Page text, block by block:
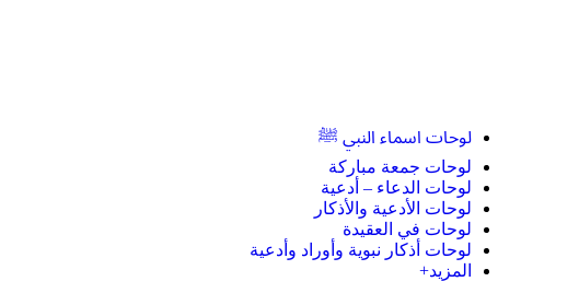
لوحات اسماء النبي ﷺ
لوحات جمعة مباركة
لوحات الدعاء – أدعية
لوحات الأدعية والأذكار
لوحات في العقيدة
لوحات أذكار نبوية وأوراد وأدعية
المزيد+